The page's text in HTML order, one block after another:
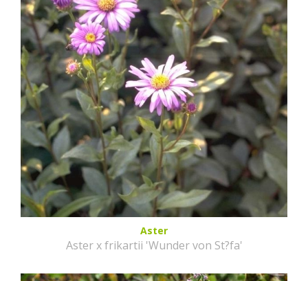
Aster
Aster x frikartii 'Wunder von St?fa'